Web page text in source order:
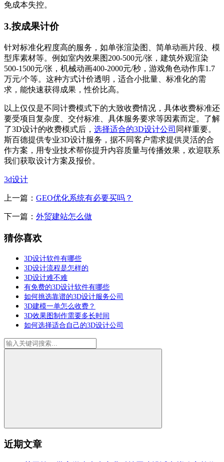
免成本失控。
3.按成果计价
针对标准化程度高的服务，如单张渲染图、简单动画片段、模
型库素材等。例如室内效果图200-500元/张，建筑外观渲染
500-1500元/张，机械动画400-2000元/秒，游戏角色动作库1.7
万元/个等。这种方式计价透明，适合小批量、标准化的需
求，能快速获得成果，性价比高。
以上仅仅是不同计费模式下的大致收费情况，具体收费标准还
要受项目复杂度、交付标准、具体服务要求等因素而定。了解
了3D设计的收费模式后， 选择适合的3D设计公司 同样重要。
斯百德提供专业3D设计服务，据不同客户需求提供灵活的合
作方案，用专业技术帮你提升内容质量与传播效果，欢迎联系
我们获取设计方案及报价。
3d设计
上一篇： GEO优化系统有必要买吗？
下一篇： 外贸建站怎么做
猜你喜欢
3D设计软件有哪些
3D设计流程是怎样的
3D设计难不难
有免费的3D设计软件有哪些
如何挑选靠谱的3D设计服务公司
3D建模一单怎么收费？
3D效果图制作需要多长时间
如何选择适合自己的3D设计公司
近期文章